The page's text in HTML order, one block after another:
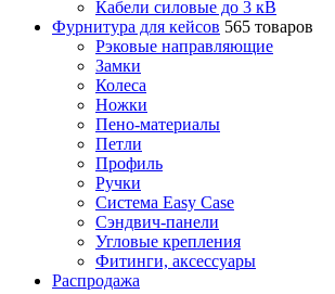
Кабели силовые до 3 кВ
Фурнитура для кейсов 565 товаров
Рэковые направляющие
Замки
Колеса
Ножки
Пено-материалы
Петли
Профиль
Ручки
Система Easy Case
Сэндвич-панели
Угловые крепления
Фитинги, аксессуары
Распродажа